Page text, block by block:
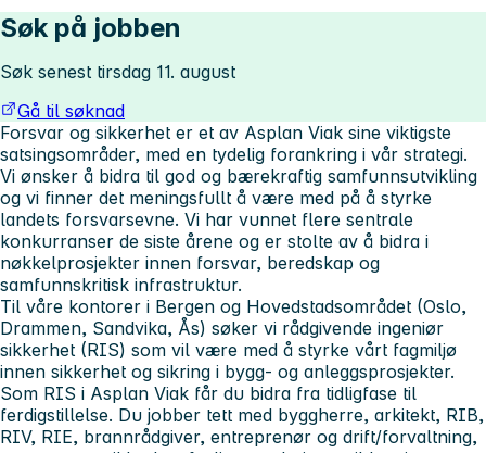
Søk på jobben
Søk senest tirsdag 11. august
Gå til søknad
Forsvar og sikkerhet er et av Asplan Viak sine viktigste
satsingsområder, med en tydelig forankring i vår strategi.
Vi ønsker å bidra til god og bærekraftig samfunnsutvikling
og vi finner det meningsfullt å være med på å styrke
landets forsvarsevne. Vi har vunnet flere sentrale
konkurranser de siste årene og er stolte av å bidra i
nøkkelprosjekter innen forsvar, beredskap og
samfunnskritisk infrastruktur.
Til våre kontorer i Bergen og Hovedstadsområdet (Oslo,
Drammen, Sandvika, Ås) søker vi rådgivende ingeniør
sikkerhet (RIS) som vil være med å styrke vårt fagmiljø
innen sikkerhet og sikring i bygg- og anleggsprosjekter.
Som RIS i Asplan Viak får du bidra fra tidligfase til
ferdigstillelse. Du jobber tett med byggherre, arkitekt, RIB,
RIV, RIE, brannrådgiver, entreprenør og drift/forvaltning,